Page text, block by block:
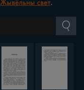
Жывёльны свет.